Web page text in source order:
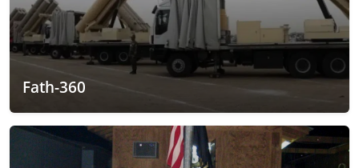
Fath-360